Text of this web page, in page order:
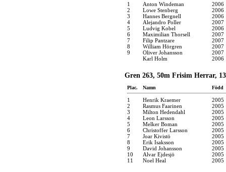
1 Anton Windeman
2006
2
Lowe Stenberg
2006
3
Hannes Bergnell
2006
4
Alejandro Poller
2007
5
Ludvig Kobel
2006
6
Maximilian Thorsell
2007
7
Filip Pantzare
2007
8
William Hörgren
2007
9
Oliver Johansson
2007
Karl Holm
2006
Gren 263, 50m Frisim Herrar,
Plac. Namn Född
1 Henrik Kraemer
2005
2
Rasmus Faarinen
2005
3
Milton Hedendahl
2005
4
Leon Larsson
2005
5
Melker Boman
2005
6
Christoffer Larsson
2005
7
Joar Kivistö
2005
8
Erik Isaksson
2005
9
David Johansson
2005
10
Alvar Ejdesjö
2005
11
Noel Heal 2005